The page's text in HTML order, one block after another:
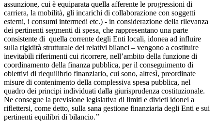
assunzione, cui è equiparata quella afferente le progressioni di
carriera, la mobilità, gli incarichi di collaborazione con soggetti
esterni, i consumi intermedi etc.) - in considerazione della rilevanza
dei pertinenti segmenti di spesa, che rappresentano una parte
consistente di quella corrente degli Enti locali, idonea ad influire
sulla rigidità strutturale dei relativi bilanci – vengono a costituire
inevitabili riferimenti cui ricorrere, nell’ambito della funzione di
coordinamento della finanza pubblica, per il conseguimento di
obiettivi di riequilibrio finanziario, cui sono, altresì, preordinate
misure di contenimento della complessiva spesa pubblica, nel
quadro dei principi individuati dalla giurisprudenza costituzionale.
Ne consegue la previsione legislativa di limiti e divieti idonei a
riflettersi, come detto, sulla sana gestione finanziaria degli Enti e sui
pertinenti equilibri di bilancio.’’